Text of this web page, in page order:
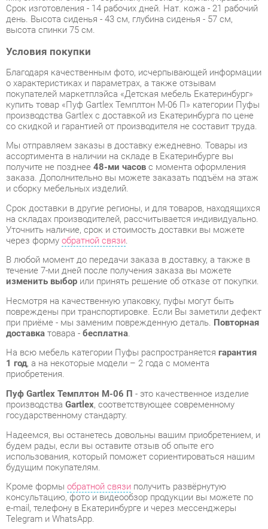
Условия покупки
Благодаря качественным фото, исчерпывающей информации
покупателей маркетплэйса «Детская мебель Екатеринбург»
производства Gartlex с доставкой из Екатеринбурга по цене
со скидкой и гарантией от производителя не составит труда.
Мы отправляем заказы в доставку ежедневно. Товары из
ассортимента в наличии на складе в Екатеринбурге вы
получите не позднее48-ми часовс момента оформления
и сборку мебельных изделий.
Срок доставки в другие регионы, и для товаров, находящихся
на складах производителей, рассчитывается индивидуально.
Уточнить наличие, срок и стоимость доставки вы можете
через форму обратной связи
В любой момент до передачи заказа в доставку, а также в
течение 7-ми дней после получения заказа вы можете
изменить выборили принять решение об отказе от покупки.
Несмотря на качественную упаковку, пуфы могут быть
повреждены при транспортировке. Если Вы заметили дефект
при приёме - мы заменим поврежденную деталь.Повторная
доставка товара - бесплатна.
На всю мебель категории Пуфы распространяетсягарантия
1 год, а на некоторые модели – 2 года с момента
приобретения.
производстваGartlex, соответствующее современному
государственному стандарту.
Надеемся, вы останетесь довольны вашим приобретением, и
будем рады, если вы оставите отзыв об опыте его
использования, который поможет сориентироваться нашим
будущим покупателям.
Кроме формы обратной связиполучить развёрнутую
консультацию, фото и видеообзор продукции вы можете по
e-mail, телефону в Екатеринбурге и через мессенджеры
Telegram и WhatsApp.
Пуфы также можно сравнить между собой в нашем шоу-
руме и купить Пуф Gartlex Темплтон М-06 П, самостоятельно
забрав его с нашего центрального склада в г. Екатеринбург.
Полный список адресов и магазинов смотрите на странице
контактов.